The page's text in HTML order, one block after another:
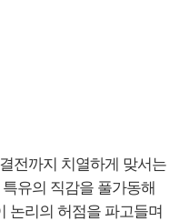
전까지 치열하게 맞서는
유의 직감을 풀가동해
논리의 허점을 파고들며